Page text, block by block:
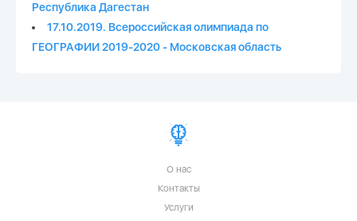
Республика Дагестан
17.10.2019. Всероссийская олимпиада по
ГЕОГРАФИИ 2019-2020 - Московская область
О нас
Контакты
Услуги